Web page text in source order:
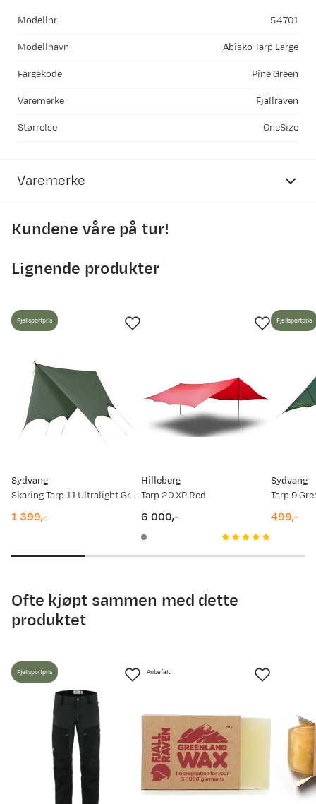
Modellnr. 54701
Modellnavn Abisko Tarp Large
Fargekode Pine Green
Varemerke Fjällräven
Størrelse OneSize
Varemerke
Kundene våre på tur!
Lignende produkter
Sydvang
Skaring Tarp 11 Ultralight Green
Fjellsportpris
1 399,-
Hilleberg
Tarp 20 XP Red
price
6 000,-
Sydvang
Tarp 9
Fjellsportpris
499,-
Ofte kjøpt sammen med dette
produktet
Fjellsportpris Anbefalt